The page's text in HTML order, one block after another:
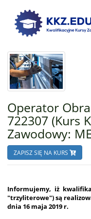
Operator
722307 (Kurs
Zawodowy:
ZAPISZ SIĘ NA KURS
Informujemy, iż
"trzyliterowe") są
dnia 16 maja 2019 r.